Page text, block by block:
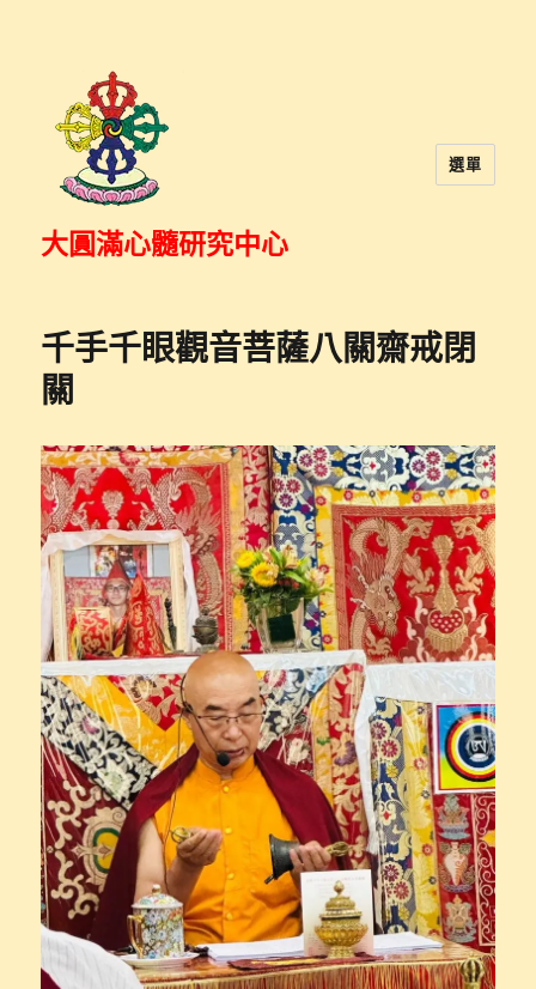
大圓滿心髓研究中心
選單
千手千眼觀音菩薩八關齋戒閉
關